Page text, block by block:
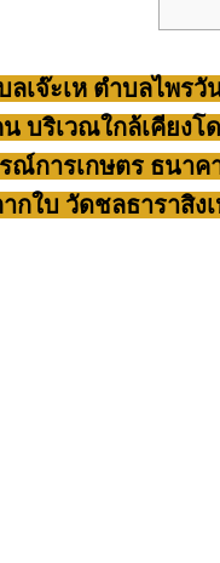
จ๊ะเห ตำบลไพรวั
ริเวณใกล้เคียงโด
การเกษตร ธนาค
ใบ วัดชลธาราสิง